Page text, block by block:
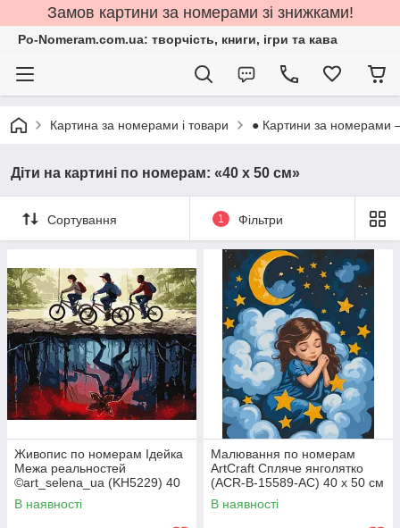
Замов картини за номерами зі знижками!
Po-Nomeram.com.ua: творчість, книги, ігри та кава
Картина за номерами і товари ● Картини за номерами
Діти на картині по номерам: «40 х 50 см»
Сортування 1 Фільтри
Живопис по номерам Ідейка
Межа реальностей
©art_selena_ua (KH5229) 40
х 50 см
В наявності
Малювання по номерам
ArtCraft Спляче янголятко
(ACR-B-15589-AC) 40 х 50 см
В наявності